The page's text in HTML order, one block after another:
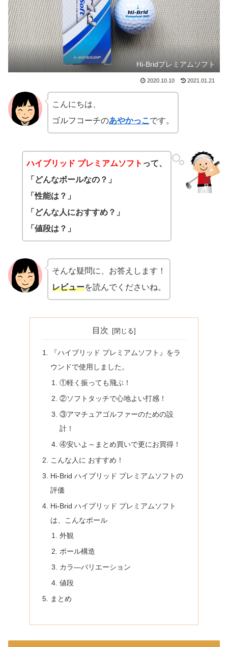
Hi-Bridプレミアムソフト
2020.10.10 2021.01.21
こんにちは、
ゴルフコーチのあやかっこ です。
ハイブリッド プレミアムソフト って、
「どんなボールなの？」
「性能は？」
「どんな人におすすめ？」
「値段は？」
そんな疑問に、お答えします！
レビューを読んでくださいね。
目次
『ハイブリッド プレミアムソフト』をラ
ウンドで使用しました。
①軽く振っても飛ぶ！
②ソフトタッチで心地よい打感！
③アマチュアゴルファーのための設
計！
④安いよ～まとめ買いで更にお買得！
こんな人に おすすめ！
Hi-Brid ハイブリッド プレミアムソフトの
評価
Hi-Brid ハイブリッド プレミアムソフト
は、こんなボール
外観
ボール構造
カラ―バリエーション
値段
まとめ